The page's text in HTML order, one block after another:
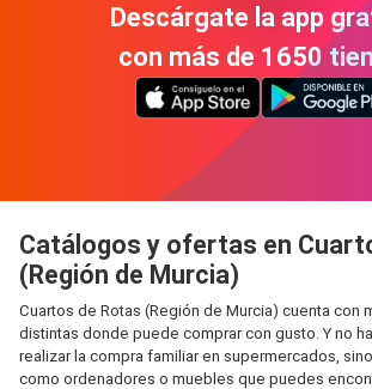
Descárgate la app
con más de 1650
Catálogos y ofertas en
(Región de Murcia)
Cuartos de Rotas (Región de Murcia) cuenta con
distintas donde puede comprar con gusto. Y no
realizar la compra familiar en supermercados,
como ordenadores o muebles que puedes